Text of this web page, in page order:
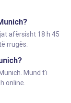
afërsisht 18 h 45
rrugës.
Mund t'i
online.